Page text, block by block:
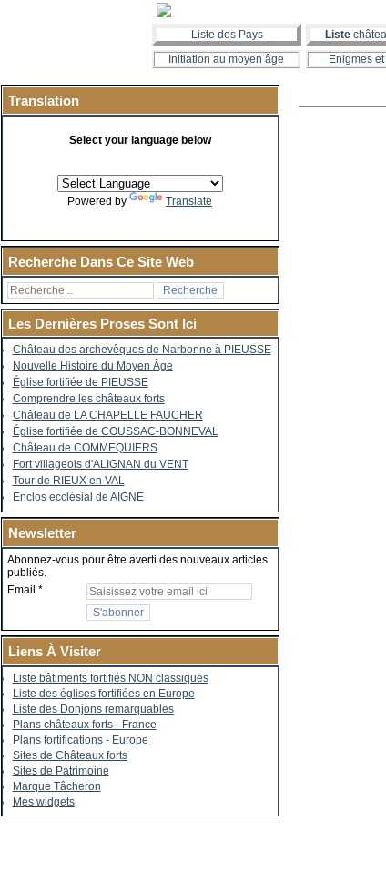
Liste des Pays Liste
Initiation au moyen âge
Enigmes
Translation
Select your language below
Powered by Translate
Recherche Dans Ce Site Web
Les Dernières Proses Sont Ici
Château des archevêques de Narbonne à PIEUSSE
Nouvelle Histoire du Moyen Âge
Église fortifiée de PIEUSSE
Comprendre les châteaux forts
Château de LA CHAPELLE FAUCHER
Église fortifiée de COUSSAC-BONNEVAL
Château de COMMEQUIERS
Fort villageois d'ALIGNAN du VENT
Tour de RIEUX en VAL
Enclos ecclésial de AIGNE
Newsletter
Abonnez-vous pour être averti des nouveaux articles
publiés.
Email
Liens À Visiter
Liste bâtiments fortifiés NON classiques
Liste des églises fortifiées en Europe
Liste des Donjons remarquables
Plans châteaux forts - France
Plans fortifications - Europe
Sites de Châteaux forts
Sites de Patrimoine
Marque Tâcheron
Mes widgets